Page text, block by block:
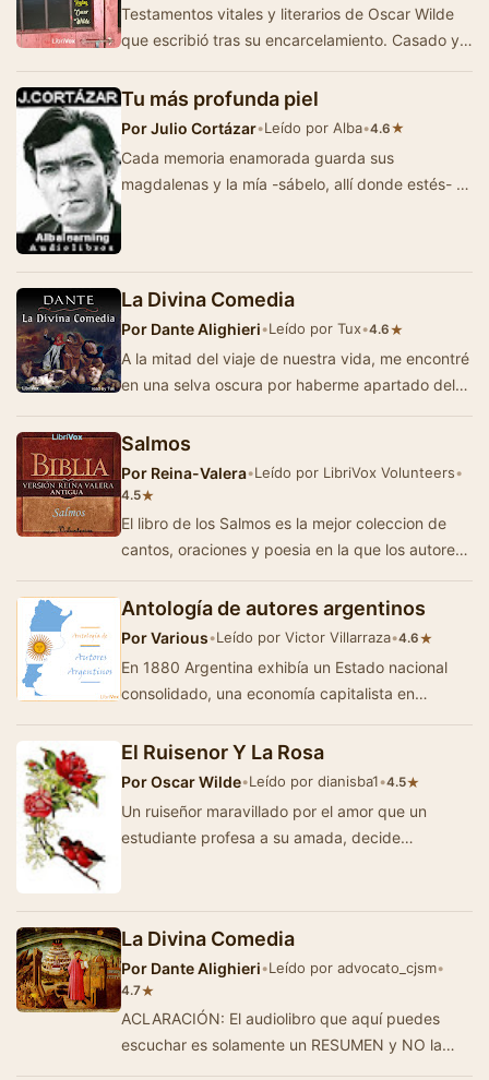
Testamentos vitales y literarios de Oscar Wilde
que escribió tras su encarcelamiento. Casado y
Tu más profunda piel
PorJulio Cortázar•Leído por Alba•4.6★
Cada memoria enamorada guarda sus
magdalenas y la mía -sábelo, allí donde estés- es
La Divina Comedia
Por Dante Alighieri•Leído por Tux•4.6★
A la mitad del viaje de nuestra vida, me encontré
en una selva oscura por haberme apartado del
camino recto. ¡Ah! ¡Cuan p…
Salmos
Por Reina-Valera•Leído por LibriVox Volunteers•
4.5★
El libro de los Salmos es la mejor coleccion de
cantos, oraciones y poesia en la que los autores,
incluyendo al rey David, hablan con Dios d…
Antología de autores argentinos
PorVarious•Leído por Victor Villarraza•4.6★
En 1880 Argentina exhibía un Estado nacional
consolidado, una economía capitalista en
expansión, una sociedad din&aacut…
El Ruisenor Y La Rosa
PorOscar Wilde•Leído por dianisba1•4.5★
Un ruiseñor maravillado por el amor que un
estudiante profesa a su amada, decide
La Divina Comedia
Por Dante Alighieri•Leído por advocato_cjsm•
4.7★
ACLARACIÓN: El audiolibro que aquí puedes
escuchar es solamente un RESUMEN y NO la